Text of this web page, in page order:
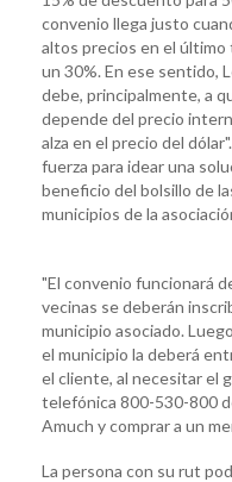
convenio llega justo
altos precios en el último
un 30%. En ese sentido,
debe, principalmente, a
depende del precio
alza en el precio del
fuerza para idear una
beneficio del bolsillo de
municipios de la
"El convenio funcionará
vecinas se deberán
municipio asociado.
el municipio la deberá
el cliente, al necesitar el
telefónica 800-530-800
Amuch y comprar a un
La persona con su rut